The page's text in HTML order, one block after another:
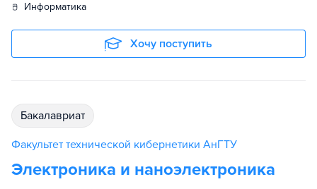
информатика
Хочу поступить
бакалавриат
Факультет технической кибернетики АнГТУ
Электроника и наноэлектроника